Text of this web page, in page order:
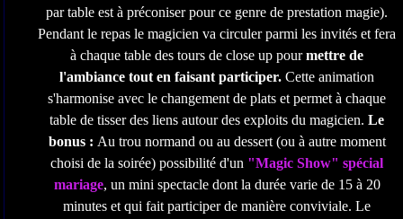
par table est à préconiser pour ce genre de prestation magie).
Pendant le repas le magicien va circuler parmi les invités et fera
à chaque table destours de close up pourmettre de
l'ambiance tout en faisant participer. Cette animation
s'harmonise avec le changement de plats et permet à chaque
table de tisser des liens autour des exploits du magicien.Le
bonus : Au trou normand ou au dessert (ou à autre moment
choisi de la soirée) possibilité d'un "Magic Show" spécial
mariage, un mini spectacle dont la durée varie de 15 à 20
minutes et qui fait participer de manière conviviale. Le